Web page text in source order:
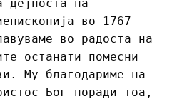
дејноста на
во 1767
во радоста на
останати помесни
Му благодариме на
Бог поради тоа,